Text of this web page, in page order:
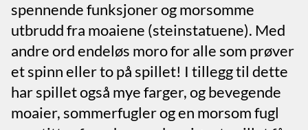
spennende funksjoner og morsomme
utbrudd fra moaiene (steinstatuene). Med
andre ord endeløs moro for alle som prøver
et spinn eller to på spillet! I tillegg til dette
har spillet også mye farger, og bevegende
moaier, sommerfugler og en morsom fugl